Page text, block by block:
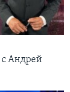
Андрей